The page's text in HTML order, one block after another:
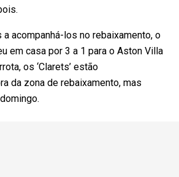
acompanhá-los no rebaixamento, o
em casa por 3 a 1 para o Aston Villa
os ‘Clarets’ estão
da zona de rebaixamento, mas